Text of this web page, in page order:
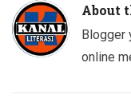
About
Blogger
online